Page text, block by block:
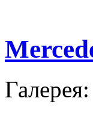
Галерея: